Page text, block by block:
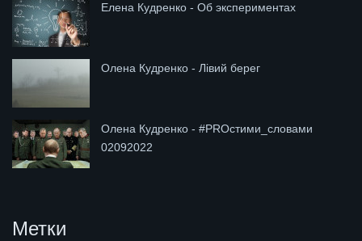
Елена Кудренко - Об экспериментах
Олена Кудренко - Лівий берег
Олена Кудренко - #PROстими_словами
02092022
Метки